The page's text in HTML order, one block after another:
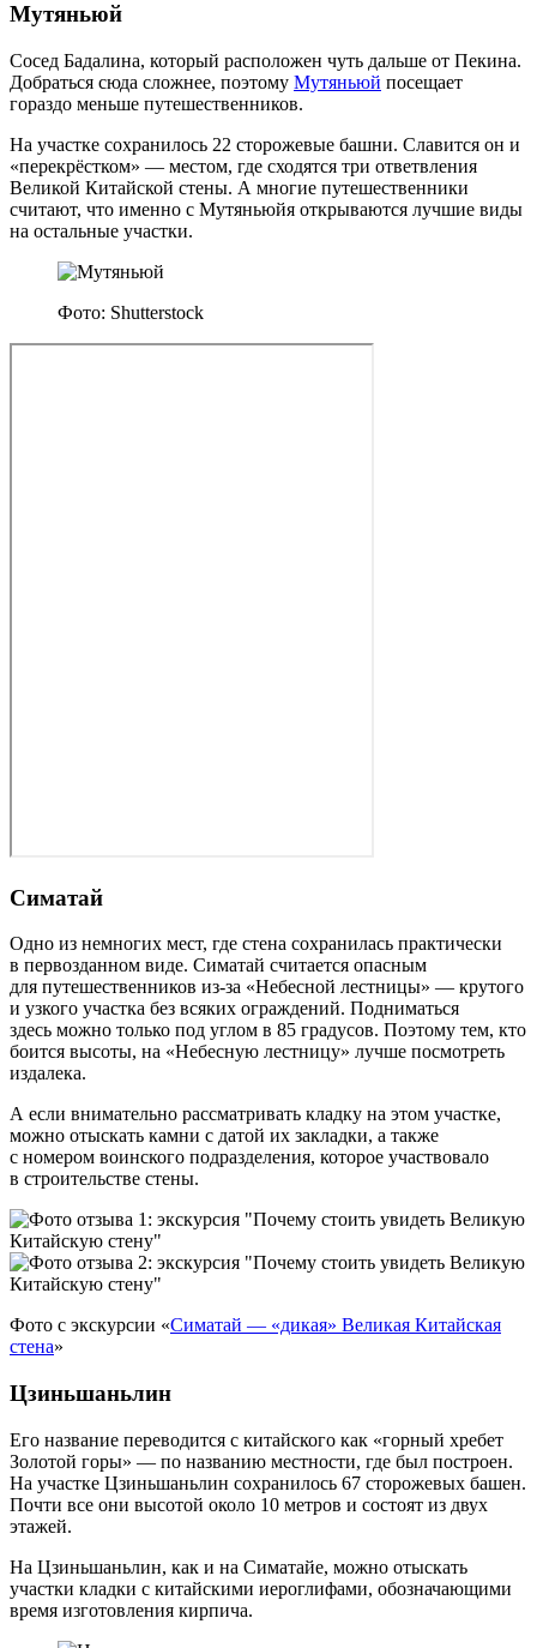
Мутяньюй
Сосед Бадалина, который расположен чуть дальше от Пекина.
Добраться сюда сложнее, поэтому Мутяньюй посещает
гораздо меньше путешественников.
На участке сохранилось 22 сторожевые башни. Славится он и
«перекрёстком» — местом, где сходятся три ответвления
Великой Китайской стены. А многие путешественники
считают, что именно с Мутяньюйя открываются лучшие виды
на остальные участки.
Фото: Shutterstock
Симатай
Одно из немногих мест, где стена сохранилась практически
в первозданном виде. Симатай считается опасным
для путешественников из‑за «Небесной лестницы» — крутого
и узкого участка без всяких ограждений. Подниматься
здесь можно только под углом в 85 градусов. Поэтому тем, кто
боится высоты, на «Небесную лестницу» лучше посмотреть
издалека.
А если внимательно рассматривать кладку на этом участке,
можно отыскать камни с датой их закладки, а также
с номером воинского подразделения, которое участвовало
в строительстве стены.
Фото с экскурсии «Симатай — «дикая» Великая Китайская
стена»
Цзиньшаньлин
Его название переводится с китайского как «горный хребет
Золотой горы» — по названию местности, где был построен.
На участке Цзиньшаньлин сохранилось 67 сторожевых башен.
Почти все они высотой около 10 метров и состоят из двух
этажей.
На Цзиньшаньлин, как и на Симатайе, можно отыскать
участки кладки с китайскими иероглифами, обозначающими
время изготовления кирпича.